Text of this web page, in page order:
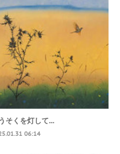
そくを灯して...
06:14